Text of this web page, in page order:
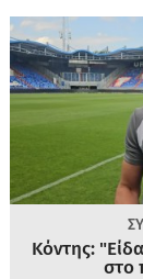
Κόντης:
στο